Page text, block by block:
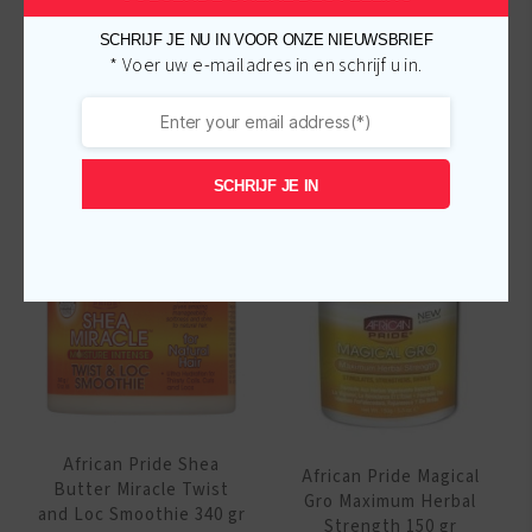
Gerelateerde producten
1.00
African Pride Shea
Butter Miracle Twist
and Loc Smoothie 340 gr
-€1.00
African Pride Magical
Gro Maximum Herbal
Strength 150 gr
SCHRIJF JE NU IN VOOR ONZE NIEUWSBRIEF
* Voer uw e-mailadres in en schrijf u in.
SCHRIJF JE IN